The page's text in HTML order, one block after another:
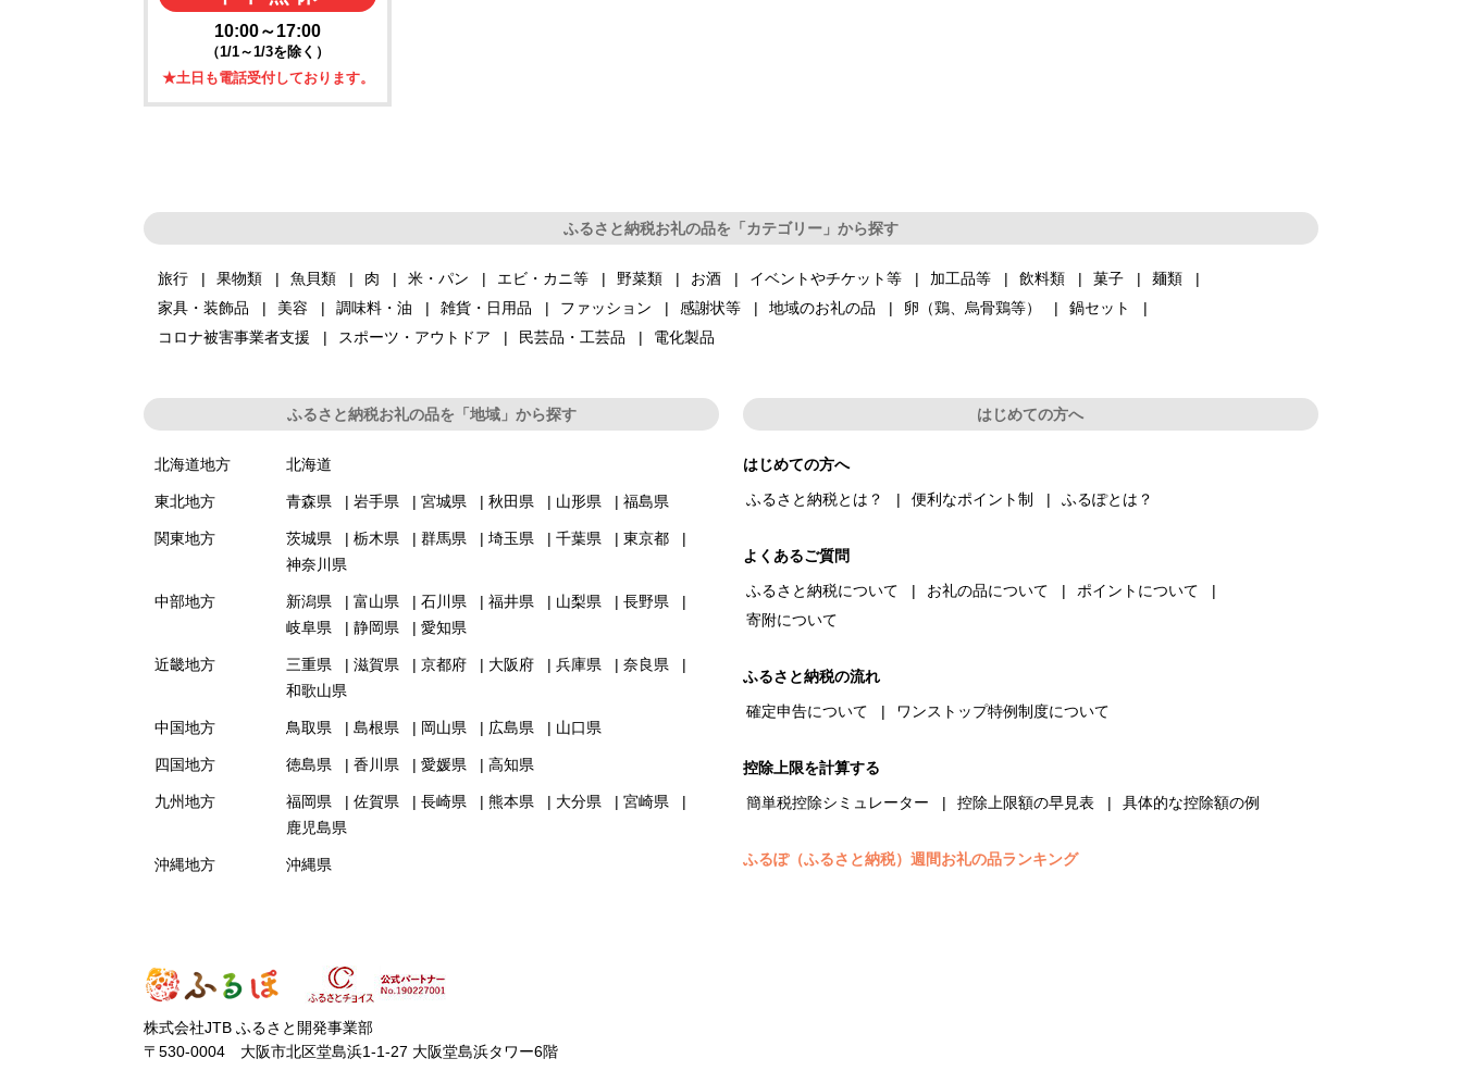
10:00～17:00
（1/1～1/3を除く）
★土日も電話受付しております。
ふるさと納税お礼の品を「カテゴリー」から探す
旅行 果物類 魚貝類 肉 米・パン エビ・カニ等 野菜類 お酒 イベントやチケット等 加工品等 飲料類 菓子
麺類
家具・装飾品
美容 調味料・油 雑貨・日用品 ファッション 感謝状等 地域のお礼の品 卵（鶏、烏骨鶏等）
鍋セット
コロナ被害事業者支援
スポーツ・アウトドア 民芸品・工芸品 電化製品
ふるさと納税お礼の品を「地域」から探す
北海道地方 北海道
東北地方 青森県 岩手県 宮城県 秋田県 山形県 福島県
関東地方 茨城県 栃木県 群馬県 埼玉県 千葉県
東京都
神奈川県
中部地方 新潟県 富山県 石川県 福井県 山梨県
長野県
岐阜県
静岡県 愛知県
近畿地方 三重県 滋賀県 京都府 大阪府 兵庫県
奈良県
和歌山県
中国地方 鳥取県 島根県 岡山県 広島県 山口県
四国地方 徳島県 香川県 愛媛県 高知県
九州地方 福岡県 佐賀県 長崎県 熊本県 大分県
宮崎県
鹿児島県
沖縄地方 沖縄県
はじめての方へ
はじめての方へ
ふるさと納税とは？
便利なポイント制 ふるぽとは？
よくあるご質問
ふるさと納税について
お礼の品について
ポイントについて
寄附について
ふるさと納税の流れ
確定申告について
ワンストップ特例制度について
控除上限を計算する
簡単税控除シミュレーター
控除上限額の早見表 具体的な控除額の例
ふるぽ（ふるさと納税）週間お礼の品ランキング
株式会社JTB ふるさと開発事業部
〒530-0004 大阪市北区堂島浜1-1-27 大阪堂島浜タワー6階